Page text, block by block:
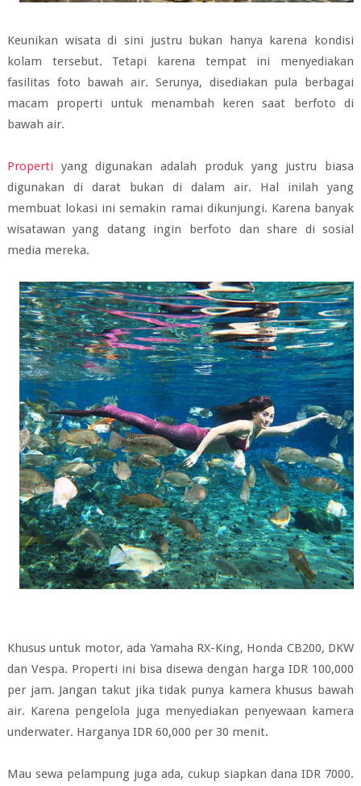
Keunikan wisata di sini justru bukan hanya karena kondisi
kolam tersebut. Tetapi karena tempat ini menyediakan
fasilitas foto bawah air. Serunya, disediakan pula berbagai
macam properti untuk menambah keren saat berfoto di
bawah air.
Propertiyang digunakan adalah produk yang justru biasa
digunakan di darat bukan di dalam air. Hal inilah yang
membuat lokasi ini semakin ramai dikunjungi. Karena banyak
wisatawan yang datang ingin berfoto dan share di sosial
media mereka.
Khusus untuk motor, ada Yamaha RX-King, Honda CB200, DKW
dan Vespa. Properti ini bisa disewa dengan harga IDR 100,000
per jam. Jangan takut jika tidak punya kamera khusus bawah
air. Karena pengelola juga menyediakan penyewaan kamera
underwater. Harganya IDR 60,000 per 30 menit.
Mau sewa pelampung juga ada, cukup siapkan dana IDR 7000.